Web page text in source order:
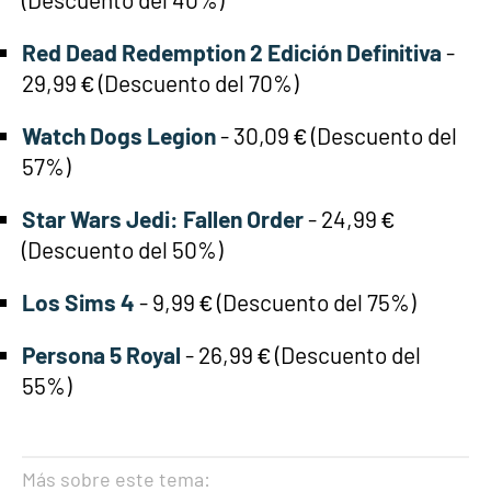
Red Dead Redemption 2 Edición Definitiva -
29,99 € (Descuento del 70%)
Watch Dogs Legion- 30,09 € (Descuento del
57%)
Star Wars Jedi: Fallen Order- 24,99 €
(Descuento del 50%)
Los Sims 4 - 9,99 € (Descuento del 75%)
Persona 5 Royal - 26,99 € (Descuento del
55%)
Más sobre este tema: